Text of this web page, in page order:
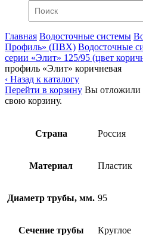
Главная Водосточные системы
Профиль» (ПВХ) Водосточные
серии «Элит» 125/95 (цвет
профиль «Элит» коричневая
‹ Назад к каталогу
Перейти в корзину Вы отложили
свою корзину.
Страна Россия
Материал Пластик
Диаметр трубы, мм. 95
Сечение трубы Круглое